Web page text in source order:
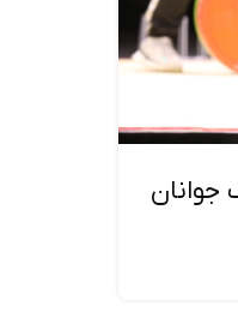
جوانان